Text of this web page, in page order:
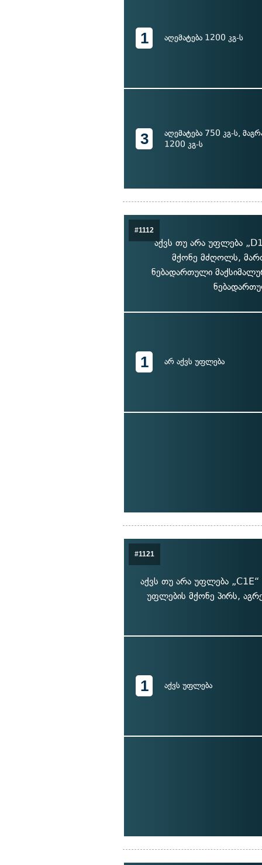
1 აღემატება 1200 კგ-ს
3
აღემატება 750 კგ-ს,
1200 კგ-ს
#1112
აქვს თუ არა უფლება
მქონე მძღოლს,
ნებადართული
1 არ აქვს უფლება
#1121
აქვს თუ არა უფლება „C1E“
უფლების მქონე პირს,
1 აქვს უფლება